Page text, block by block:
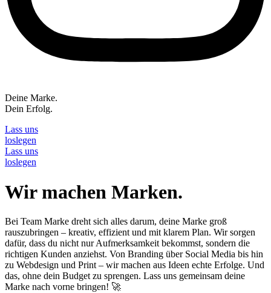
Deine Marke.
Dein Erfolg.
Lass uns
loslegen
Lass uns
loslegen
Wir machen Marken.
Bei Team Marke dreht sich alles darum, deine Marke groß
rauszubringen – kreativ, effizient und mit klarem Plan. Wir sorgen
dafür, dass du nicht nur Aufmerksamkeit bekommst, sondern die
richtigen Kunden anziehst. Von Branding über Social Media bis hin
zu Webdesign und Print – wir machen aus Ideen echte Erfolge. Und
das, ohne dein Budget zu sprengen. Lass uns gemeinsam deine
Marke nach vorne bringen! 🚀